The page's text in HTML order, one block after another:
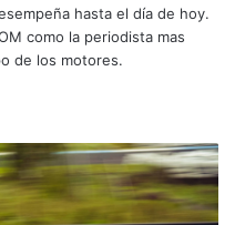
hasta el día de hoy.
como la periodista mas
de los motores.